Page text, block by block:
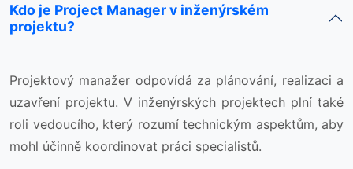
Kdo je Project Manager v inženýrském
projektu?
Projektový manažer odpovídá za plánování, realizaci a
uzavření projektu. V inženýrských projektech plní také
roli vedoucího, který rozumí technickým aspektům, aby
mohl účinně koordinovat práci specialistů.